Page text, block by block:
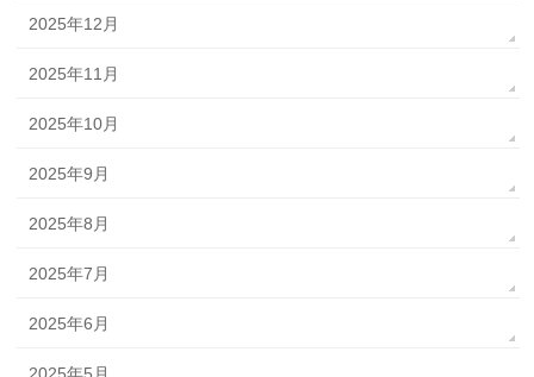
2025年12月
2025年11月
2025年10月
2025年9月
2025年8月
2025年7月
2025年6月